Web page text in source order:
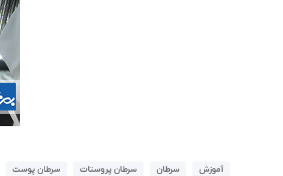
آموزش سرطان سرطان پروستات سرطان پوست